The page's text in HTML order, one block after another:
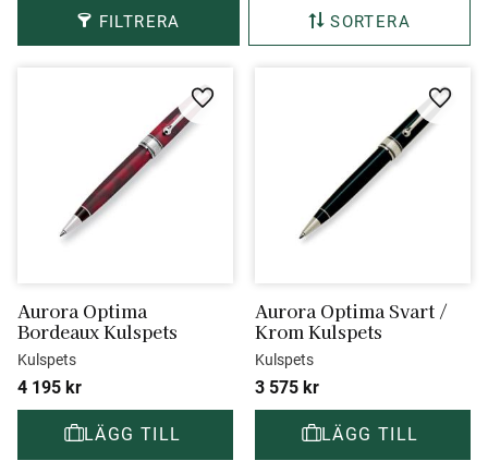
FILTRERA SORTERA
Aurora Optima
Bordeaux Kulspets
Kulspets
4 195 kr
Lägg till i favoriter
Aurora Optima Svart /
Krom Kulspets
Kulspets
3 575 kr
Lägg